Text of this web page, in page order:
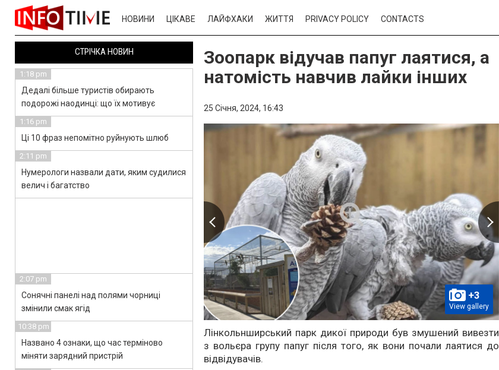
НОВИНИ ЦІКАВЕ ЛАЙФХАКИ ЖИТТЯ PRIVACY POLICY CONTACTS
Зоопарк відучав папуг лаятися, а
натомість навчив лайки інших
25 Січня, 2024, 16:43
+3
View gallery
Лінкольнширський парк дикої природи був змушений вивезти
з вольєра групу папуг після того, як вони почали лаятися до
відвідувачів.
СТРІЧКА НОВИН
1:18 pm
Дедалі більше туристів обирають
подорожі наодинці: що їх мотивує
1:16 pm
Ці 10 фраз непомітно руйнують шлюб
2:11 pm
Нумерологи назвали дати, яким судилися
велич і багатство
2:07 pm
Сонячні панелі над полями чорниці
змінили смак ягід
10:38 pm
Названо 4 ознаки, що час терміново
міняти зарядний пристрій